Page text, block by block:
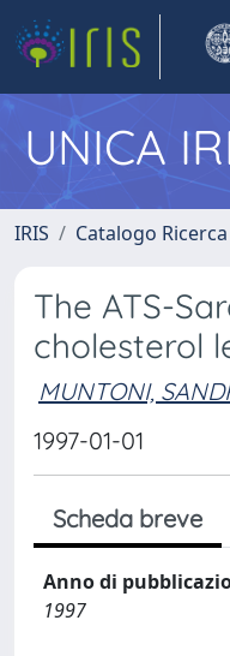
UNICA
IRIS Catalogo
The ATS-
cholesterol
MUNTONI,
1997-01-01
Scheda breve
Anno di
1997